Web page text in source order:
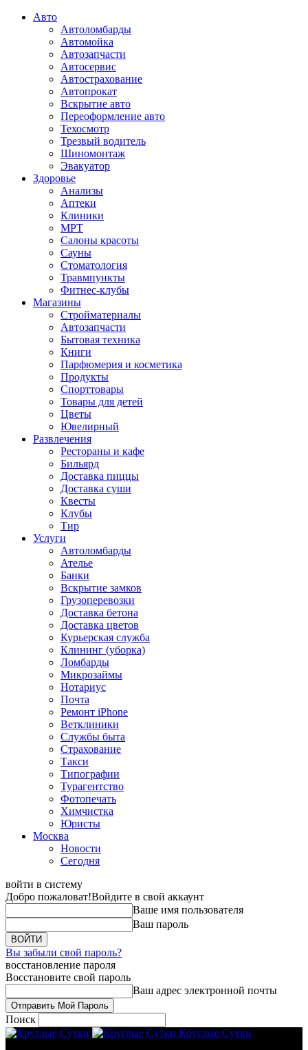
Авто
Автоломбарды
Автомойка
Автозапчасти
Автосервис
Автострахование
Автопрокат
Вскрытие авто
Переоформление авто
Техосмотр
Трезвый водитель
Шиномонтаж
Эвакуатор
Здоровье
Анализы
Аптеки
Клиники
МРТ
Салоны красоты
Сауны
Стоматология
Травмпункты
Фитнес-клубы
Магазины
Стройматериалы
Автозапчасти
Бытовая техника
Книги
Парфюмерия и косметика
Продукты
Спорттовары
Товары для детей
Цветы
Ювелирный
Развлечения
Рестораны и кафе
Бильярд
Доставка пиццы
Доставка суши
Квесты
Клубы
Тир
Услуги
Автоломбарды
Ателье
Банки
Вскрытие замков
Грузоперевозки
Доставка бетона
Доставка цветов
Курьерская служба
Клининг (уборка)
Ломбарды
Микрозаймы
Нотариус
Почта
Ремонт iPhone
Ветклиники
Службы быта
Страхование
Такси
Типографии
Турагентство
Фотопечать
Химчистка
Юристы
Москва
Новости
Сегодня
войти в систему
Добро пожаловат!Войдите в свой аккаунт
Ваше имя пользователя
Ваш пароль
Вы забыли свой пароль?
восстановление пароля
Восстановите свой пароль
Ваш адрес электронной почты
Поиск
Круглые Сутки